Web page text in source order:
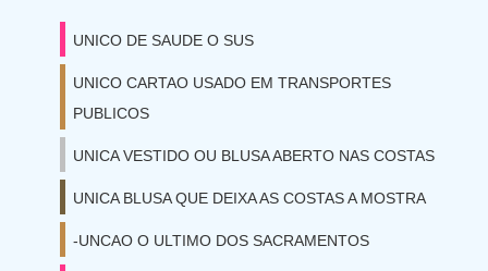
UNICO DE SAUDE O SUS
UNICO CARTAO USADO EM TRANSPORTES
PUBLICOS
UNICA VESTIDO OU BLUSA ABERTO NAS COSTAS
UNICA BLUSA QUE DEIXA AS COSTAS A MOSTRA
-UNCAO O ULTIMO DOS SACRAMENTOS